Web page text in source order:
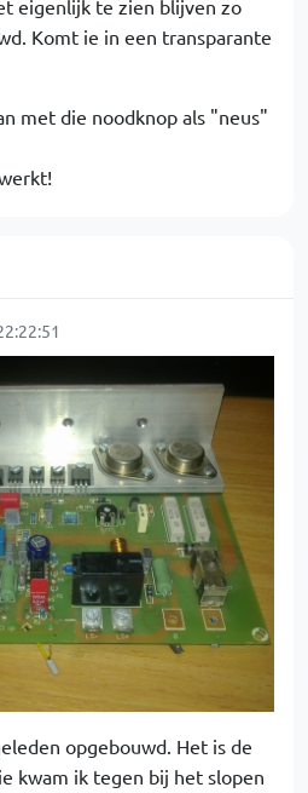
eigenlijk te zien blijven zo
Komt ie in een transparante
met die noodknop als "neus"
opgebouwd. Het is de
kwam ik tegen bij het slopen